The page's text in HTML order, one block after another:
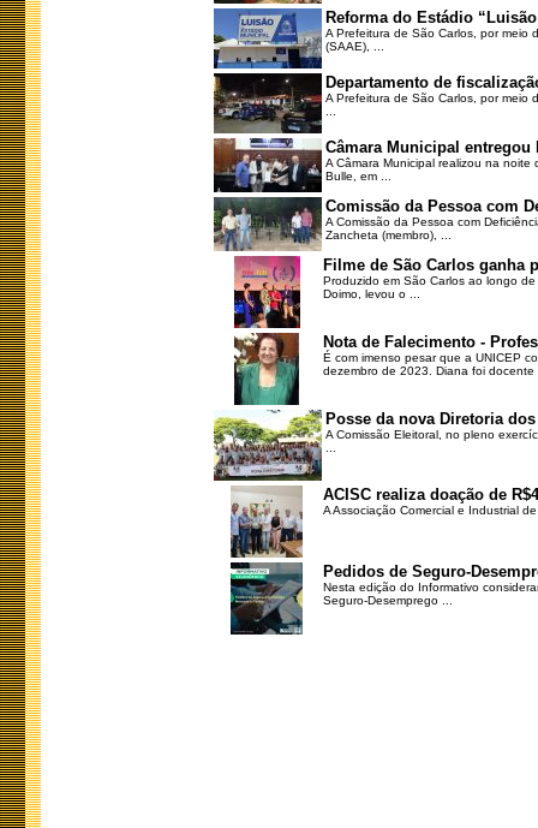
Reforma do Estádio
A Prefeitura de São Carlos, por meio
(SAAE), ...
Departamento de
A Prefeitura de São Carlos, por meio
Câmara Municipal
A Câmara Municipal realizou na
Bulle, em ...
Comissão da Pessoa com
A Comissão da Pessoa com
Zancheta (membro), ...
Filme de São Carlos ganha
Produzido em São Carlos ao longo
Doimo, levou o ...
Nota de Falecimento -
É com imenso pesar que a UNICEP
dezembro de 2023. Diana foi docente
Posse da nova Diretoria
A Comissão Eleitoral, no pleno
ACISC realiza doação de
A Associação Comercial e Industrial
Pedidos de Seguro-
Nesta edição do Informativo
Seguro-Desemprego ...